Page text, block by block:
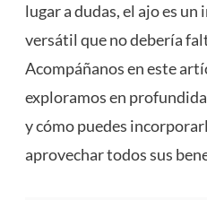
lugar a dudas, el ajo es
versátil que no debería
Acompáñanos en este
exploramos en
y cómo puedes
aprovechar todos sus